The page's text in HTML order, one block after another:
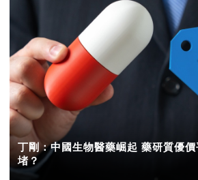
丁剛：中國生物醫藥崛起 藥研質優
堵？